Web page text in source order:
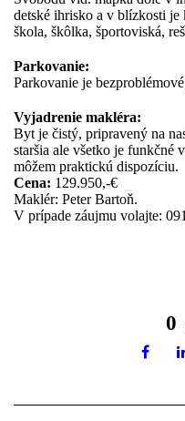
detské ihrisko a v blízkosti
škola, škôlka, športoviská,
Parkovanie:
Parkovanie je
Vyjadrenie makléra:
Byt je čistý, pripravený na
staršia ale všetko je funkčné
môžem praktickú dispozíciu.
Cena: 129.950,-€
Maklér: Peter Bartoň.
V prípade záujmu volajte:
0